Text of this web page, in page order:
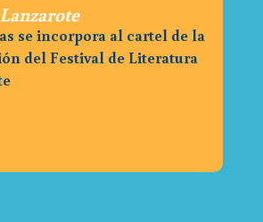
se incorpora al cartel de la
del Festival de Literatura